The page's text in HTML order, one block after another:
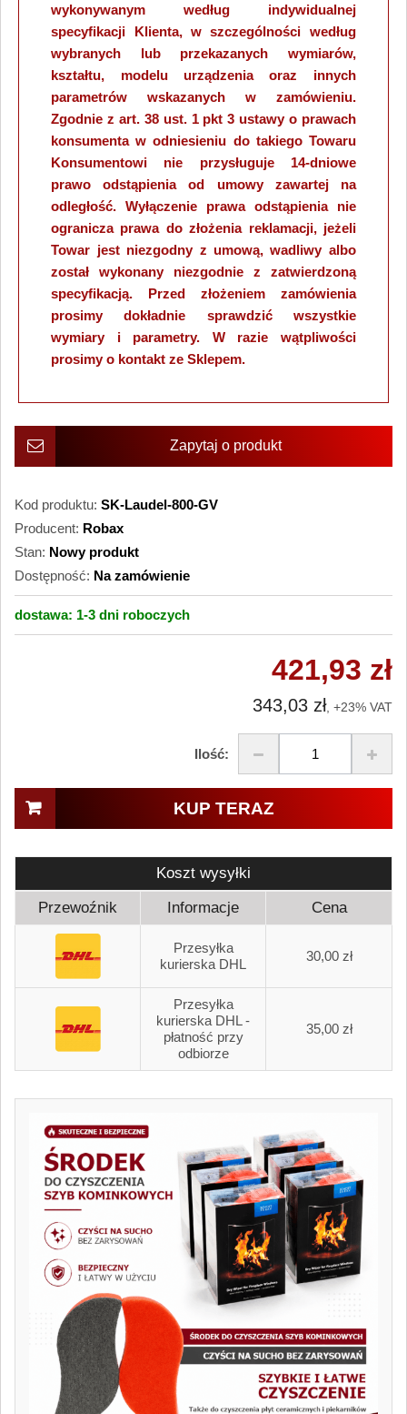
wykonywanym według indywidualnej
specyfikacji Klienta, w szczególności według
wybranych lub przekazanych wymiarów,
kształtu, modelu urządzenia oraz innych
parametrów wskazanych w zamówieniu.
Zgodnie z art. 38 ust. 1 pkt 3 ustawy o prawach
konsumenta w odniesieniu do takiego Towaru
Konsumentowi nie przysługuje 14-dniowe
prawo odstąpienia od umowy zawartej na
odległość. Wyłączenie prawa odstąpienia nie
ogranicza prawa do złożenia reklamacji, jeżeli
Towar jest niezgodny z umową, wadliwy albo
został wykonany niezgodnie z zatwierdzoną
specyfikacją. Przed złożeniem zamówienia
prosimy dokładnie sprawdzić wszystkie
wymiary i parametry. W razie wątpliwości
prosimy o kontakt ze Sklepem.
Zapytaj o produkt
Kod produktu: SK-Laudel-800-GV
Producent: Robax
Stan: Nowy produkt
Dostępność: Na zamówienie
dostawa: 1-3 dni roboczych
421,93 zł
343,03 zł, +23% VAT
Ilość:
KUP TERAZ
Koszt wysyłki
Przewoźnik
Informacje Cena
Przesyłka
kurierska DHL
30,00 zł
Przesyłka
kurierska DHL -
płatność przy
odbiorze
35,00 zł